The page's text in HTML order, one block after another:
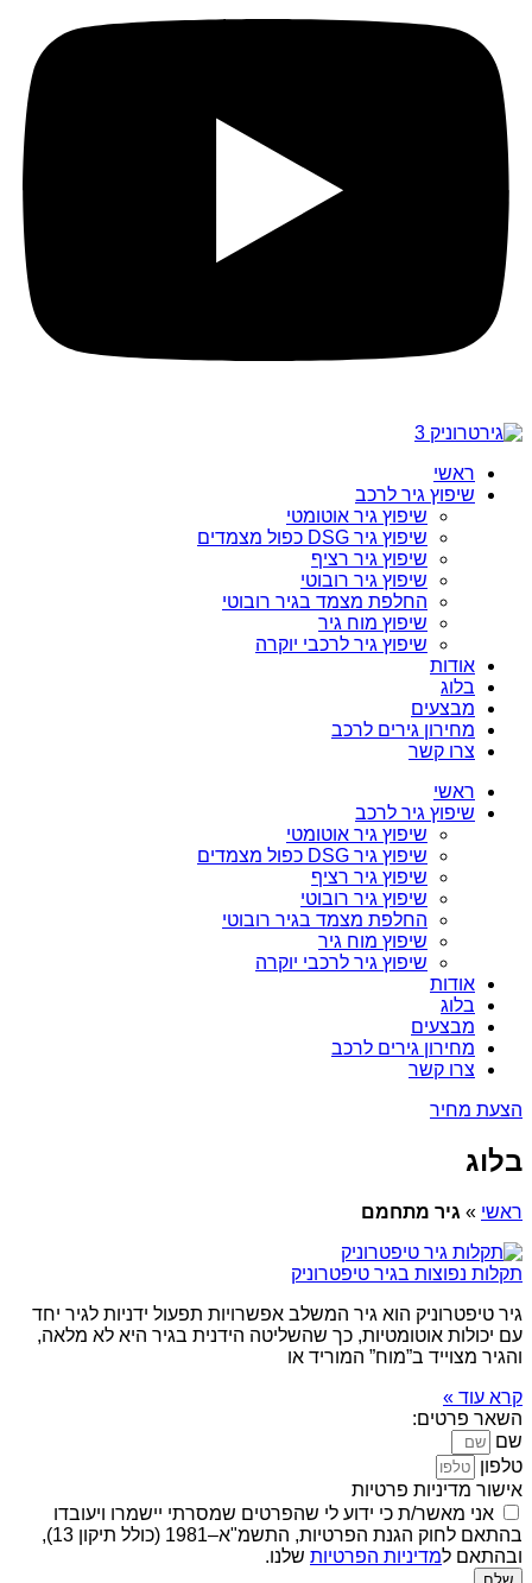
ראשי
שיפוץ גיר לרכב
שיפוץ גיר אוטומטי
שיפוץ גיר DSG כפול מצמדים
שיפוץ גיר רציף
שיפוץ גיר רובוטי
החלפת מצמד בגיר רובוטי
שיפוץ מוח גיר
שיפוץ גיר לרכבי יוקרה
אודות
בלוג
מבצעים
מחירון גירים לרכב
צרו קשר
ראשי
שיפוץ גיר לרכב
שיפוץ גיר אוטומטי
שיפוץ גיר DSG כפול מצמדים
שיפוץ גיר רציף
שיפוץ גיר רובוטי
החלפת מצמד בגיר רובוטי
שיפוץ מוח גיר
שיפוץ גיר לרכבי יוקרה
אודות
בלוג
מבצעים
מחירון גירים לרכב
צרו קשר
הצעת מחיר
בלוג
ראשי » גיר מתחמם
תקלות נפוצות בגיר טיפטרוניק
גיר טיפטרוניק הוא גיר המשלב אפשרויות תפעול ידניות לגיר יחד
עם יכולות אוטומטיות, כך שהשליטה הידנית בגיר היא לא מלאה,
והגיר מצוייד ב”מוח” המוריד או
קרא עוד »
השאר פרטים:
שם
טלפון
אישור מדיניות פרטיות
אני מאשר/ת כי ידוע לי שהפרטים שמסרתי יישמרו ויעובדו
בהתאם לחוק הגנת הפרטיות, התשמ"א–1981 (כולל תיקון 13),
ובהתאם למדיניות הפרטיות שלנו.